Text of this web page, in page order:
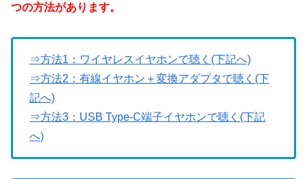
つの方法があります。
⇒方法1：ワイヤレスイヤホンで聴く(下記へ)
⇒方法2：有線イヤホン＋変換アダプタで聴く(下
記へ)
⇒方法3：USB Type-C端子イヤホンで聴く(下記
へ)